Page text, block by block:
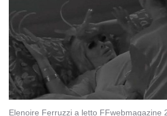
Elenoire Ferruzzi a letto FFwebmagazine